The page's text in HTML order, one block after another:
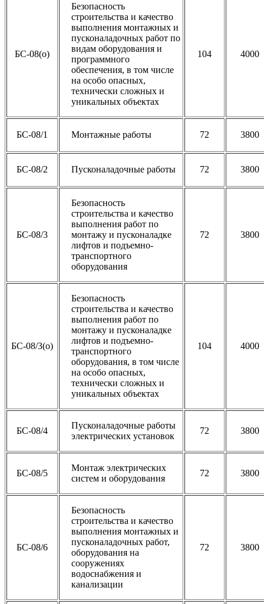
БС-08(о)
Безопасность
строительства и качество
выполнения монтажных и
пусконаладочных работ по
видам оборудования и
программного
обеспечения, в том числе
на особо опасных,
технически сложных и
уникальных объектах
104 4000
БС-08/1 Монтажные работы 72 3800
БС-08/2 Пусконаладочные работы 72 3800
БС-08/3
Безопасность
строительства и качество
выполнения работ по
монтажу и пусконаладке
лифтов и подъемно-
транспортного
оборудования
72 3800
БС-08/3(о)
Безопасность
строительства и качество
выполнения работ по
монтажу и пусконаладке
лифтов и подъемно-
транспортного
оборудования, в том числе
на особо опасных,
технически сложных и
уникальных объектах
104 4000
БС-08/4
Пусконаладочные работы
электрических установок
72 3800
БС-08/5
Монтаж электрических
систем и оборудования
72 3800
БС-08/6
Безопасность
строительства и качество
выполнения монтажных и
пусконаладочных работ,
оборудования на
сооружениях
водоснабжения и
канализации
72 3800